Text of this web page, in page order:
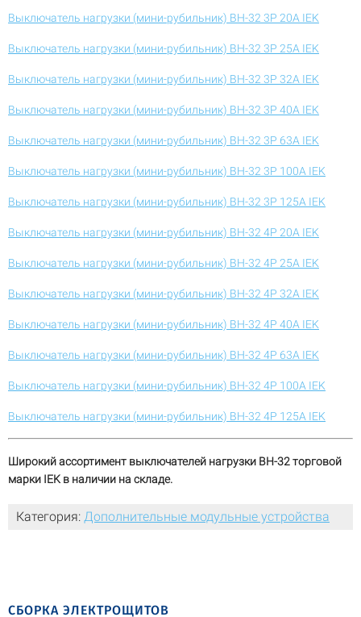
СБОРКА ЭЛЕКТРОЩИТОВ
Выключатель нагрузки (мини-рубильник) ВН-32 3Р 20А IEK
Выключатель нагрузки (мини-рубильник) ВН-32 3Р 25А IEK
Выключатель нагрузки (мини-рубильник) ВН-32 3Р 32А IEK
Выключатель нагрузки (мини-рубильник) ВН-32 3Р 40А IEK
Выключатель нагрузки (мини-рубильник) ВН-32 3Р 63А IEK
Выключатель нагрузки (мини-рубильник) ВН-32 3Р 100А IEK
Выключатель нагрузки (мини-рубильник) ВН-32 3Р 125А IEK
Выключатель нагрузки (мини-рубильник) ВН-32 4Р 20А IEK
Выключатель нагрузки (мини-рубильник) ВН-32 4Р 25А IEK
Выключатель нагрузки (мини-рубильник) ВН-32 4Р 32А IEK
Выключатель нагрузки (мини-рубильник) ВН-32 4Р 40А IEK
Выключатель нагрузки (мини-рубильник) ВН-32 4Р 63А IEK
Выключатель нагрузки (мини-рубильник) ВН-32 4Р 100А IEK
Выключатель нагрузки (мини-рубильник) ВН-32 4Р 125А IEK
Широкий ассортимент выключателей нагрузки ВН-32 торговой
марки IEK в наличии на складе.
Категория: Дополнительные модульные устройства